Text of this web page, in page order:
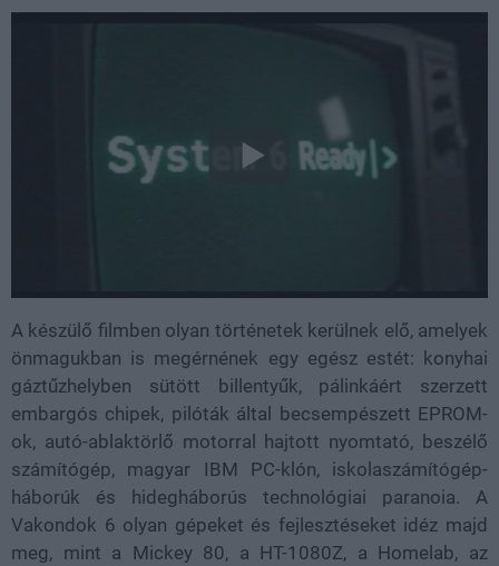
A készülő filmben olyan történetek kerülnek elő, amelyek
önmagukban is megérnének egy egész estét: konyhai
gáztűzhelyben sütött billentyűk, pálinkáért szerzett
embargós chipek, pilóták által becsempészett EPROM-
ok, autó-ablaktörlő motorral hajtott nyomtató, beszélő
számítógép, magyar IBM PC-klón, iskolaszámítógép-
háborúk és hidegháborús technológiai paranoia. A
Vakondok 6 olyan gépeket és fejlesztéseket idéz majd
meg, mint a Mickey 80, a HT-1080Z, a Homelab, az